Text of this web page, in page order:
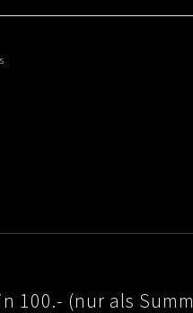
100.- (nur als